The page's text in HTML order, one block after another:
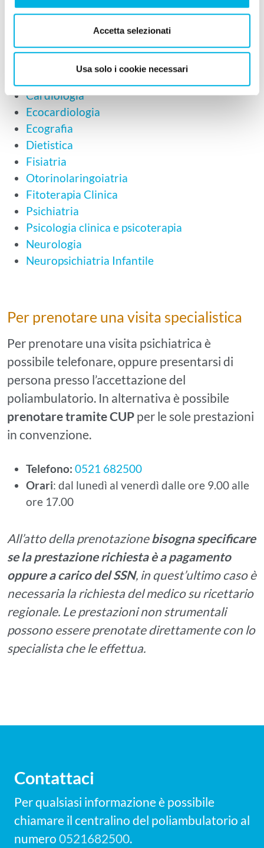
Accetta selezionati
Usa solo i cookie necessari
Visite specialistiche
Queste le visite specialistiche eseguite presso
il poliambulatorio
Cardiologia
Ecocardiologia
Ecografia
Dietistica
Fisiatria
Otorinolaringoiatria
Fitoterapia Clinica
Psichiatria
Psicologia clinica e psicoterapia
Neurologia
Neuropsichiatria Infantile
Per prenotare una visita specialistica
Per prenotare una visita psichiatrica è
possibile telefonare, oppure presentarsi di
persona presso l’accettazione del
poliambulatorio. In alternativa è possibile
prenotare tramite CUP per le sole prestazioni
in convenzione.
Telefono: 0521 682500
Orari: dal lunedì al venerdì dalle ore 9.00 alle
ore 17.00
All’atto della prenotazionebisogna specificare
se la prestazione richiesta è a pagamento
oppure a carico del SSN, in quest’ultimo caso è
necessaria la richiesta del medico su ricettario
regionale. Le prestazioni non strumentali
possono essere prenotate direttamente con lo
specialista che le effettua.
Contattaci
Per qualsiasi informazione è possibile
chiamare il centralino del poliambulatorio al
numero 0521682500.